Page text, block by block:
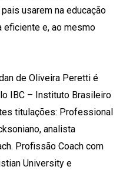
usarem na educação
eficiente e, ao mesmo
de Oliveira Peretti é
IBC – Instituto Brasileiro
titulações: Professional
analista
Profissão Coach com
University e